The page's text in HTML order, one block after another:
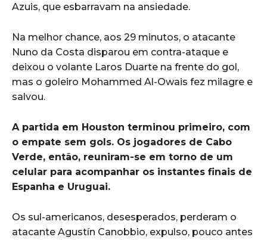
Azuis, que esbarravam na ansiedade.
Na melhor chance, aos 29 minutos, o atacante
Nuno da Costa disparou em contra-ataque e
deixou o volante Laros Duarte na frente do gol,
mas o goleiro Mohammed Al-Owais fez milagre e
salvou.
A partida em Houston terminou primeiro, com
o empate sem gols. Os jogadores de Cabo
Verde, então, reuniram-se em torno de um
celular para acompanhar os instantes finais de
Espanha e Uruguai.
Os sul-americanos, desesperados, perderam o
atacante Agustín Canobbio, expulso, pouco antes